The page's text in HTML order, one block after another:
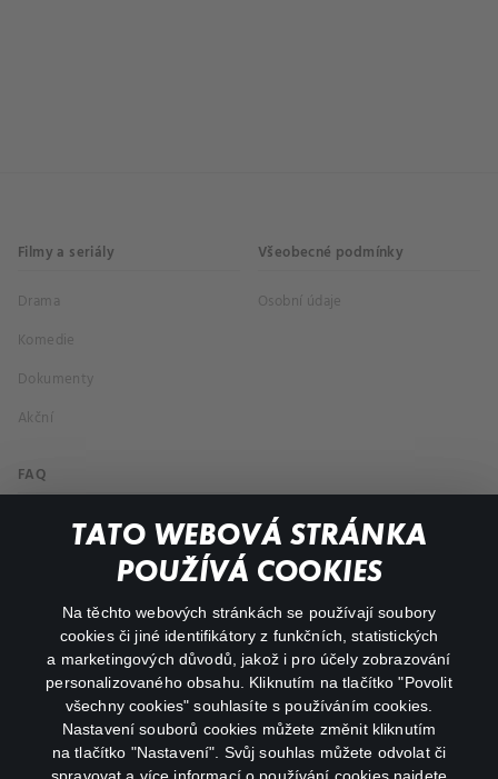
TATO WEBOVÁ STRÁNKA
POUŽÍVÁ COOKIES
Na těchto webových stránkách se používají soubory
cookies či jiné identifikátory z funkčních, statistických
a marketingových důvodů, jakož i pro účely zobrazování
personalizovaného obsahu. Kliknutím na tlačítko "Povolit
všechny cookies" souhlasíte s používáním cookies.
Nastavení souborů cookies můžete změnit kliknutím
na tlačítko "Nastavení". Svůj souhlas můžete odvolat či
Filmy a seriály
Drama
Komedie
Dokumenty
Akční
Všeobecné podmínky
Osobní údaje
FAQ
Můj účet
Důležité odkazy
facebookinstagram
youtube